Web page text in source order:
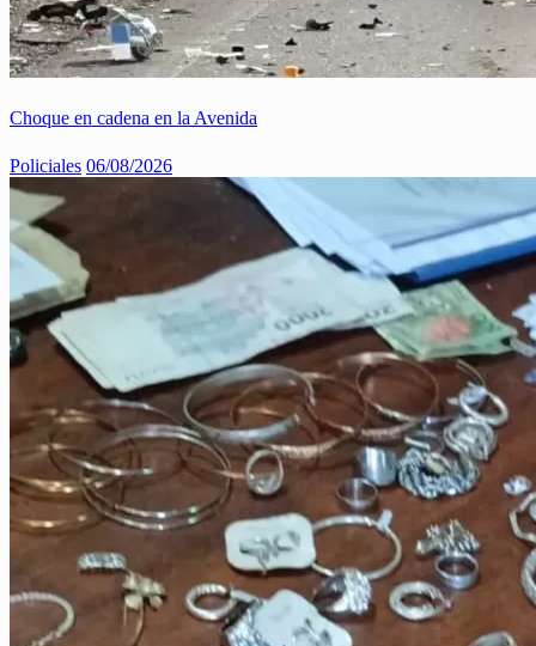
Choque en cadena en la Avenida
Policiales 06/08/2026